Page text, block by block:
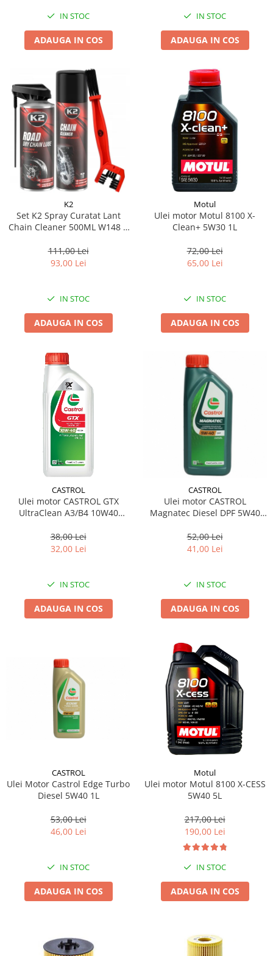
IN STOC
ADAUGA IN COS
IN STOC
ADAUGA IN COS
K2
Set K2 Spray Curatat Lant
Chain Cleaner 500ML W148 +
Dry Chain Lube 400ML W143 +
K2 Perie Curatat Lant W612
111,00 Lei
93,00 Lei
IN STOC
ADAUGA IN COS
Motul
Ulei motor Motul 8100 X-
Clean+ 5W30 1L
72,00 Lei
65,00 Lei
IN STOC
ADAUGA IN COS
CASTROL
Ulei motor CASTROL GTX
UltraClean A3/B4 10W40
38,00 Lei
32,00 Lei
IN STOC
ADAUGA IN COS
CASTROL
Ulei motor CASTROL
Magnatec Diesel DPF 5W40
52,00 Lei
41,00 Lei
IN STOC
ADAUGA IN COS
CASTROL
Ulei Motor Castrol Edge Turbo
Diesel 5W40 1L
53,00 Lei
46,00 Lei
IN STOC
ADAUGA IN COS
Motul
Ulei motor Motul 8100 X-CESS
5W40 5L
217,00 Lei
190,00 Lei
IN STOC
ADAUGA IN COS